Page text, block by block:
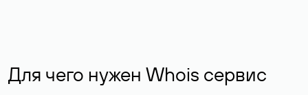
Для чего нужен Whois сервис